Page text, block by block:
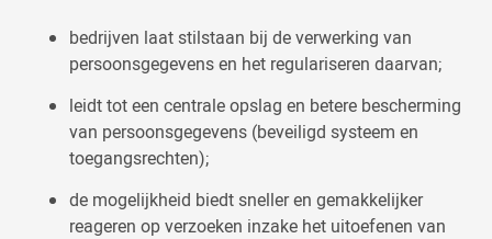
bedrijven laat stilstaan bij de verwerking van
persoonsgegevens en het regulariseren daarvan;
leidt tot een centrale opslag en betere bescherming
van persoonsgegevens (beveiligd systeem en
toegangsrechten);
de mogelijkheid biedt sneller en gemakkelijker
reageren op verzoeken inzake het uitoefenen van